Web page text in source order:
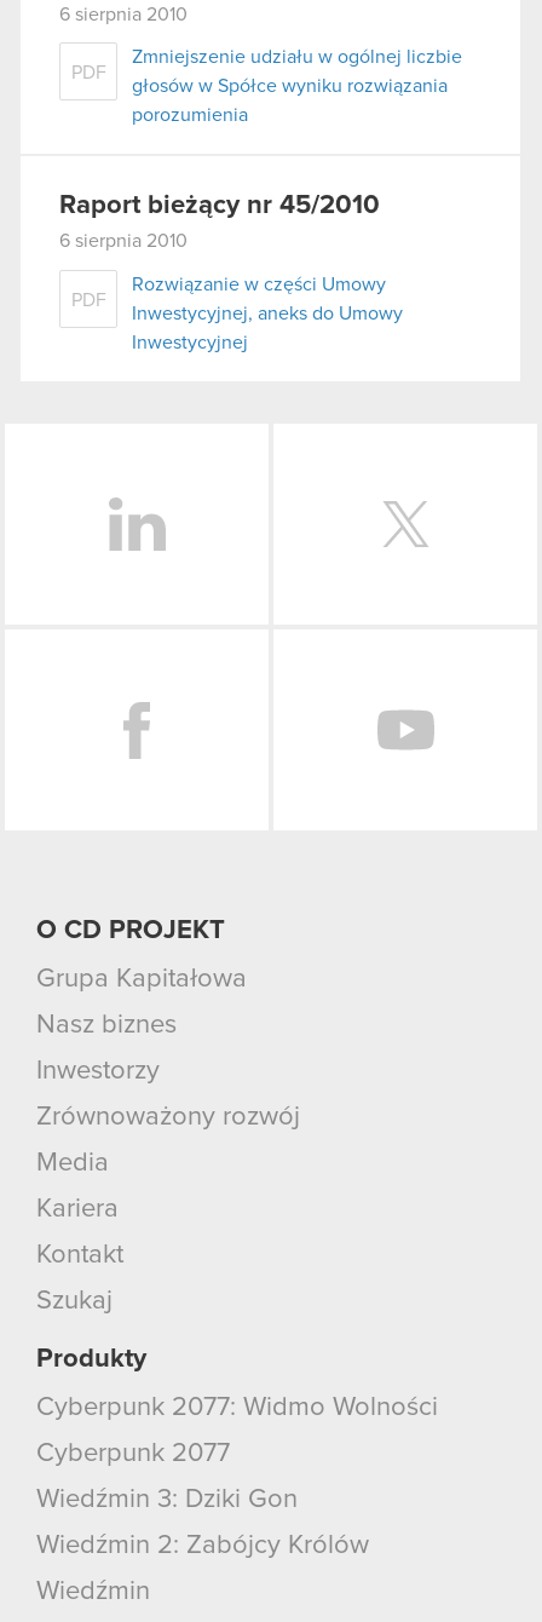
6 sierpnia 2010
PDF
Zmniejszenie udziału w ogólnej liczbie
głosów w Spółce wyniku rozwiązania
porozumienia
Raport bieżący nr 45/2010
6 sierpnia 2010
PDF
Rozwiązanie w części Umowy
Inwestycyjnej, aneks do Umowy
Inwestycyjnej
O CD PROJEKT
Grupa Kapitałowa
Nasz biznes
Inwestorzy
Zrównoważony rozwój
Media
Kariera
Kontakt
Szukaj
Produkty
Cyberpunk 2077: Widmo Wolności
Cyberpunk 2077
Wiedźmin 3: Dziki Gon
Wiedźmin 2: Zabójcy Królów
Wiedźmin